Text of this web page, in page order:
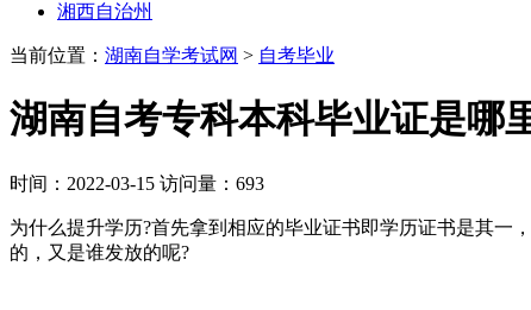
湘西自治州
当前位置： 湖南自学考试网 > 自考毕业
湖南自考专科本科毕业证是哪
时间：2022-03-15 访问量：693
为什么提升学历?首先拿到相应的毕业证书即学历证书是其一
的，又是谁发放的呢?